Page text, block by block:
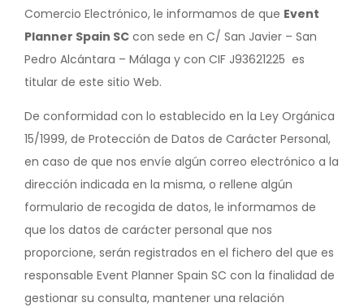
Comercio Electrónico, le informamos de que Event
Planner Spain SC con sede en C/ San Javier – San
Pedro Alcántara – Málaga y con CIF J93621225 es
titular de este sitio Web.
De conformidad con lo establecido en la Ley Orgánica
15/1999, de Protección de Datos de Carácter Personal,
en caso de que nos envíe algún correo electrónico a la
dirección indicada en la misma, o rellene algún
formulario de recogida de datos, le informamos de
que los datos de carácter personal que nos
proporcione, serán registrados en el fichero del que es
responsable Event Planner Spain SC con la finalidad de
gestionar su consulta, mantener una relación